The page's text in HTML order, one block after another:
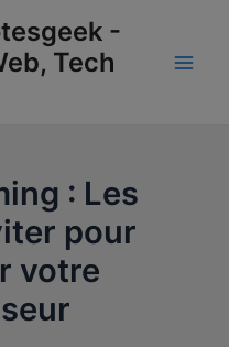
-
Tech
: Les
pour
votre